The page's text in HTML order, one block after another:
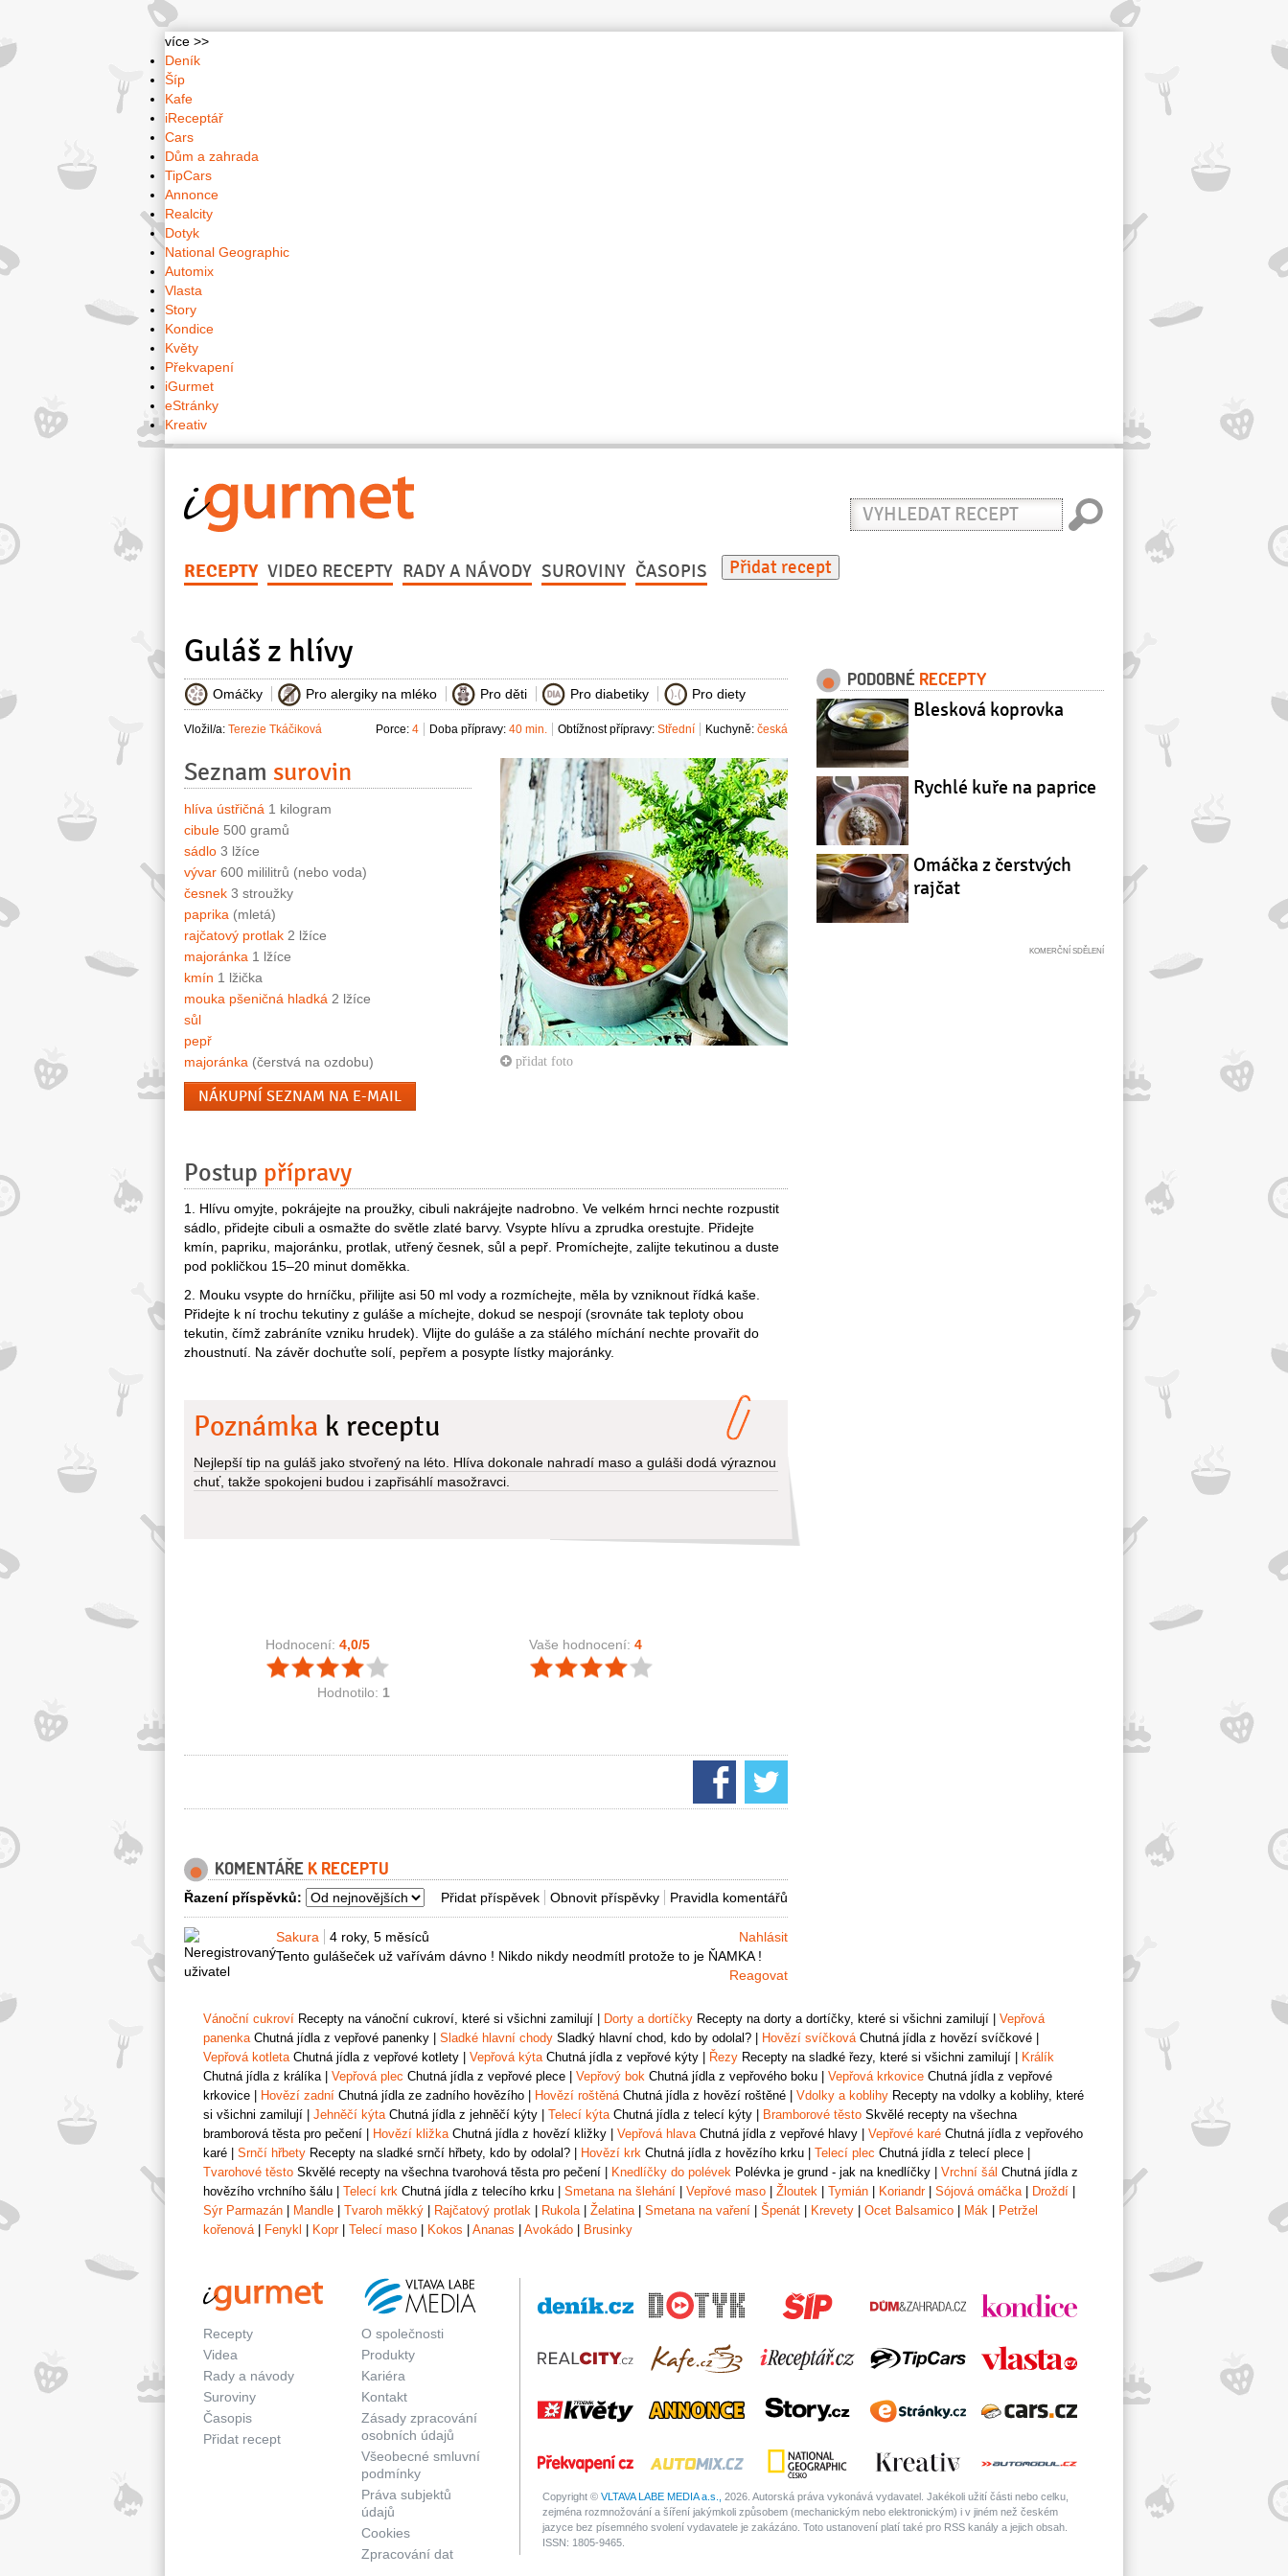
více >>
Deník
Šíp
Kafe
iReceptář
Cars
Dům a zahrada
TipCars
Annonce
Realcity
Dotyk
National Geographic
Automix
Vlasta
Story
Kondice
Květy
Překvapení
iGurmet
eStránky
Kreativ
Vyhledat
recept
RECEPTY VIDEO RECEPTY RADY A NÁVODY SUROVINY ČASOPIS Přidat recept
Guláš z hlívy
Omáčky Pro alergiky na mléko Pro děti Pro diabetiky Pro diety
Vložil/a: Terezie Tkáčiková Kuchyně: česká
Obtížnost přípravy: Střední
Doba přípravy: 40 min.
Porce: 4
přidat foto
Seznam surovin
hlíva ústřičná 1 kilogram
cibule 500 gramů
sádlo 3 lžíce
vývar 600 mililitrů (nebo voda)
česnek 3 stroužky
paprika (mletá)
rajčatový protlak 2 lžíce
majoránka 1 lžíce
kmín 1 lžička
mouka pšeničná hladká 2 lžíce
sůl
pepř
majoránka (čerstvá na ozdobu)
NÁKUPNÍ SEZNAM NA E-MAIL
Postup přípravy
1. Hlívu omyjte, pokrájejte na proužky, cibuli nakrájejte nadrobno. Ve velkém hrnci nechte rozpustit
sádlo, přidejte cibuli a osmažte do světle zlaté barvy. Vsypte hlívu a zprudka orestujte. Přidejte
kmín, papriku, majoránku, protlak, utřený česnek, sůl a pepř. Promíchejte, zalijte tekutinou a duste
pod pokličkou 15–20 minut doměkka.
2. Mouku vsypte do hrníčku, přilijte asi 50 ml vody a rozmíchejte, měla by vzniknout řídká kaše.
Přidejte k ní trochu tekutiny z guláše a míchejte, dokud se nespojí (srovnáte tak teploty obou
tekutin, čímž zabráníte vzniku hrudek). Vlijte do guláše a za stálého míchání nechte provařit do
zhoustnutí. Na závěr dochuťte solí, pepřem a posypte lístky majoránky.
Poznámka k receptu
Nejlepší tip na guláš jako stvořený na léto. Hlíva dokonale nahradí maso a guláši dodá výraznou
chuť, takže spokojeni budou i zapřisáhlí masožravci.
Hodnocení: 4,0/5
Hodnotilo: 1
Vaše hodnocení: 4
KOMENTÁŘE K RECEPTU
Pravidla komentářů
Obnovit příspěvky
Přidat příspěvek
Řazení příspěvků:
Sakura 4 roky, 5 měsíců
Nahlásit
Tento gulášeček už vařívám dávno ! Nikdo nikdy neodmítl protože to je ŇAMKA !
Reagovat
PODOBNÉ RECEPTY
Blesková koprovka
Rychlé kuře na paprice
Omáčka z čerstvých
rajčat
Vánoční cukroví Recepty na vánoční cukroví, které si všichni zamilují Dorty a dortíčky Recepty na dorty a dortíčky, které si všichni zamilují
Vepřová
panenkaChutná jídla z vepřové panenky Sladké hlavní chody Sladký hlavní chod, kdo by odolal? Hovězí svíčkováChutná jídla z hovězí svíčkové
Vepřová kotletaChutná jídla z vepřové kotlety Vepřová kýtaChutná jídla z vepřové kýty Řezy Recepty na sladké řezy, které si všichni zamilují
Králík
Chutná jídla z králíka| Vepřová plec Chutná jídla z vepřové plece Vepřový bok Chutná jídla z vepřového boku Vepřová krkovice Chutná jídla z vepřové
krkovice
Hovězí zadní Chutná jídla ze zadního hovězího Hovězí roštěnáChutná jídla z hovězí roštěné Vdolky a koblihy Recepty na vdolky a koblihy, které
si všichni zamilují
Jehněčí kýtaChutná jídla z jehněčí kýty Telecí kýtaChutná jídla z telecí kýty Bramborové těsto Skvělé recepty na všechna
bramborová těsta pro pečení
Hovězí kližkaChutná jídla z hovězí kližky Vepřová hlavaChutná jídla z vepřové hlavy Vepřové karé Chutná jídla z vepřového
karé
Srnčí hřbety Recepty na sladké srnčí hřbety, kdo by odolal? Hovězí krk Chutná jídla z hovězího krku Telecí plec Chutná jídla z telecí plece
Tvarohové těsto Skvělé recepty na všechna tvarohová těsta pro pečení Knedlíčky do polévek Polévka je grund - jak na knedlíčky Vrchní šál Chutná jídla z
hovězího vrchního šálu
Telecí krk Chutná jídla z telecího krku Smetana na šlehání Vepřové maso Žloutek Tymián Koriandr| Sójová omáčka| Droždí
Sýr Parmazán
Mandle Tvaroh měkký Rajčatový protlak Rukola| Želatina| Smetana na vaření Špenát Krevety Ocet Balsamico Mák
Petržel
kořenová| Fenykl Kopr| Telecí maso Kokos Ananas Avokádo Brusinky
Recepty
Videa
Rady a návody
Suroviny
Časopis
Přidat recept
O společnosti
Produkty
Kariéra
Kontakt
Zásady zpracování
osobních údajů
Všeobecné smluvní
podmínky
Práva subjektů
údajů
Cookies
Zpracování dat
Copyright © VLTAVA LABE MEDIA a.s.,
2026. Autorská práva vykonává vydavatel. Jakékoli užití části nebo celku,
zejména rozmnožování a šíření jakýmkoli způsobem (mechanickým nebo elektronickým) i v jiném než českém
jazyce bez písemného svolení vydavatele je zakázáno. Toto ustanovení platí také pro RSS kanály a jejich obsah.
ISSN: 1805-9465.